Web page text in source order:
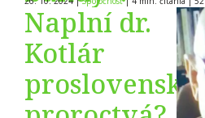
Naplní dr.
Kotlár
proslovenské